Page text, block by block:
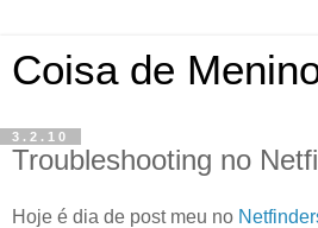
Coisa de
3.2.10
Troubleshooting no
Hoje é dia de post meu no